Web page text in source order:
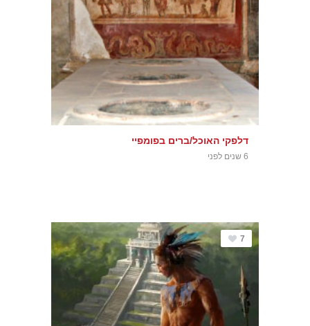
דלפקי האוכל/ברים בפומפיי
6 שנים לפני
7